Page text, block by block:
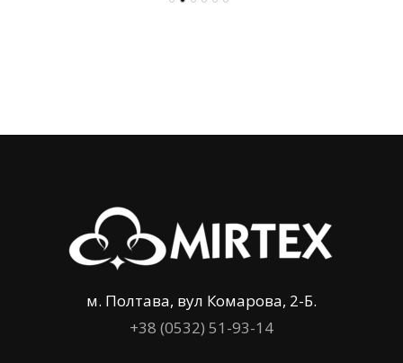
м. Полтава, вул Комарова, 2-Б.
+38 (0532) 51-93-14